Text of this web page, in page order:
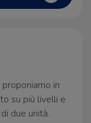
in
su più livelli e
due unità.